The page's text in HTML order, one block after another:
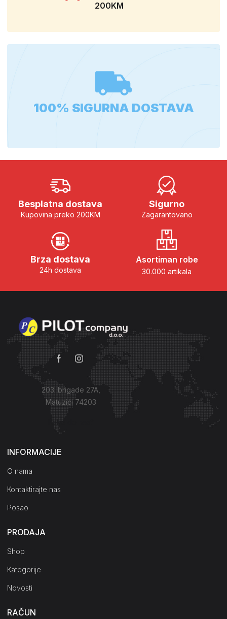
200KM
100% SIGURNA DOSTAVA
Besplatna dostava
Kupovina preko 200KM
Sigurno
Zagarantovano
Brza dostava
24h dostava
Asortiman robe
30.000 artikala
203. brigade 27A,
Matuzići 74203
Kako do nas?
INFORMACIJE
O nama
Kontaktirajte nas
Posao
PRODAJA
Shop
Kategorije
Novosti
RAČUN